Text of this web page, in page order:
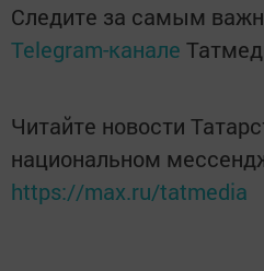
Следите за самым
Telegram-канале
Читайте новости
национальном
https://max.ru/tatmedia